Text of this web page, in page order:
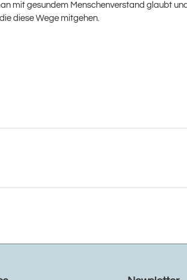
mit gesundem Menschenverstand glaubt
diese Wege mitgehen.